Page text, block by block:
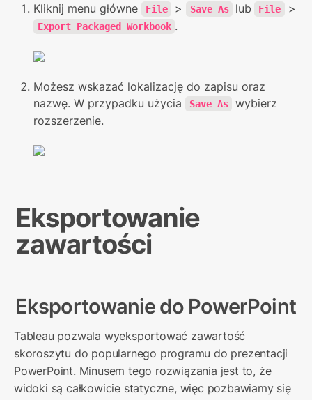
Kliknij menu główne File > Save As lub File
Export Packaged Workbook .
Możesz wskazać lokalizację do zapisu oraz
nazwę. W przypadku użycia
Save As
wybierz
rozszerzenie.
Eksportowanie
zawartości
Eksportowanie do PowerPoint
Tableau pozwala wyeksportować zawartość
skoroszytu do popularnego programu do prezentacji
PowerPoint. Minusem tego rozwiązania jest to, że
widoki są całkowicie statyczne, więc pozbawiamy się